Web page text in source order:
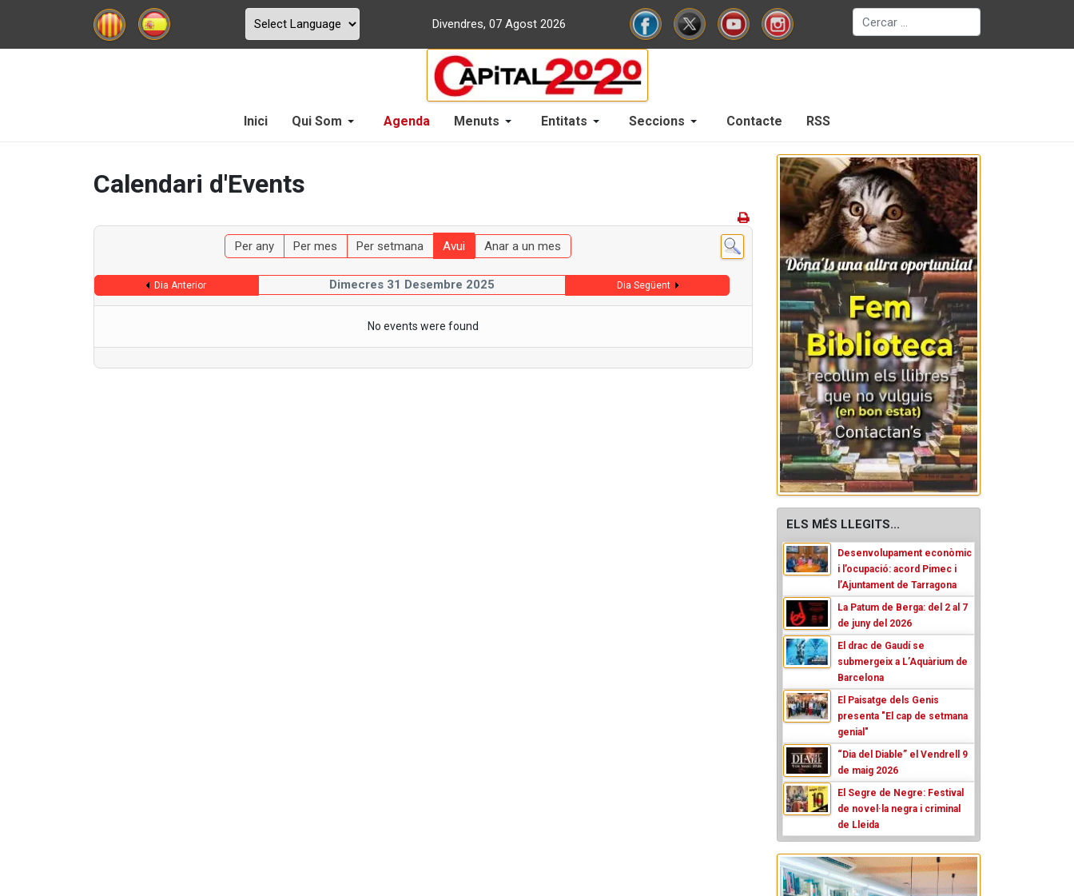
Divendres, 07 Agost 2026
Cerca
Inici Qui Som Agenda Menuts Entitats Seccions Contacte RSS
Calendari d'Events
Per any Per mes Per setmana Avui Anar a un mes
Dia Anterior Dimecres 31 Desembre 2025 Dia Següent
No events were found
ELS MÉS LLEGITS...
Desenvolupament econòmic
i l’ocupació: acord Pimec i
l’Ajuntament de Tarragona
La Patum de Berga: del 2 al 7
de juny del 2026
El drac de Gaudí se
submergeix a L’Aquàrium de
Barcelona
El Paisatge dels Genis
presenta "El cap de setmana
genial"
“Dia del Diable” el Vendrell 9
de maig 2026
El Segre de Negre: Festival
de novel·la negra i criminal
de Lleida